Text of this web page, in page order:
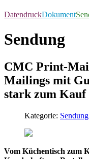
DatendruckDokument
Sendung
CMC Print-
Mailings mit
stark zum Kauf
Kategorie: Sendung
Vom Küchentisch zum